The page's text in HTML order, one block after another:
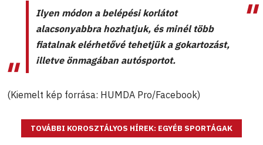
Ilyen módon a belépési korlátot
alacsonyabbra hozhatjuk, és minél több
fiatalnak elérhetővé tehetjük a gokartozást,
illetve önmagában autósportot.
(Kiemelt kép forrása: HUMDA Pro/Facebook)
TOVÁBBI KOROSZTÁLYOS HÍREK: EGYÉB SPORTÁGAK